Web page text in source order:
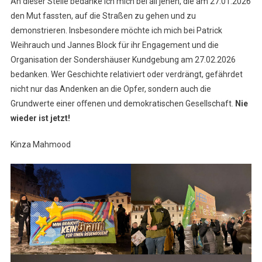
den Mut fassten, auf die Straßen zu gehen und zu
demonstrieren. Insbesondere möchte ich mich bei Patrick
Weihrauch und Jannes Block für ihr Engagement und die
Organisation der Sondershäuser Kundgebung am 27.02.2026
bedanken. Wer Geschichte relativiert oder verdrängt, gefährdet
nicht nur das Andenken an die Opfer, sondern auch die
Grundwerte einer oﬀenen und demokratischen Gesellschaft. Nie
wieder ist jetzt!
Kinza Mahmood